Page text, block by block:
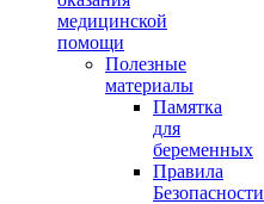
медицинской
помощи
Полезные
материалы
Памятка
для
беременных
Правила
Безопасности